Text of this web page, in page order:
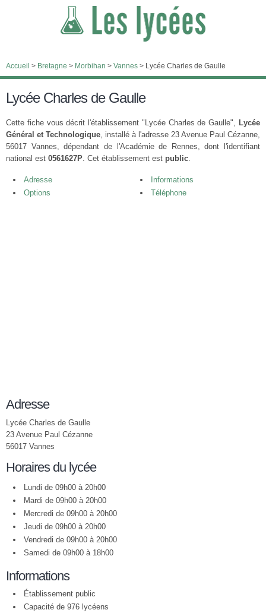
Accueil > Bretagne > Morbihan > Vannes > Lycée Charles de Gaulle
Lycée Charles de Gaulle
Cette fiche vous décrit l'établissement "Lycée Charles de Gaulle", Lycée
Général et Technologique, installé à l'adresse 23 Avenue Paul Cézanne,
56017 Vannes, dépendant de l'Académie de Rennes, dont l'identifiant
national est 0561627P. Cet établissement est public.
Adresse
Informations
Options
Téléphone
Adresse
Lycée Charles de Gaulle
23 Avenue Paul Cézanne
56017 Vannes
Horaires du lycée
Lundi de 09h00 à 20h00
Mardi de 09h00 à 20h00
Mercredi de 09h00 à 20h00
Jeudi de 09h00 à 20h00
Vendredi de 09h00 à 20h00
Samedi de 09h00 à 18h00
Informations
Établissement public
Capacité de 976 lycéens